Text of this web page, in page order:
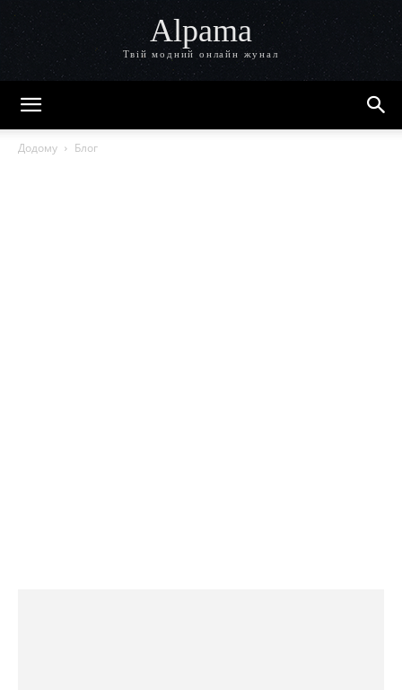
Alpama
Твій модний онлайн жунал
Додому Блог